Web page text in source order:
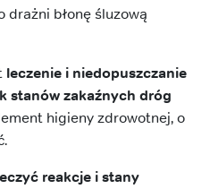
błonę śluzową
leczenie i niedopuszczanie
stanów zakaźnych dróg
higieny zdrowotnej, o
reakcje i stany